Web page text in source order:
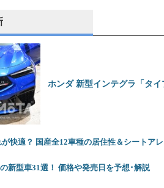
ホンダ 新型インテグラ「タイ
快適？ 国産全12車種の居住性＆シートア
新型車31選！ 価格や発売日を予想･解説